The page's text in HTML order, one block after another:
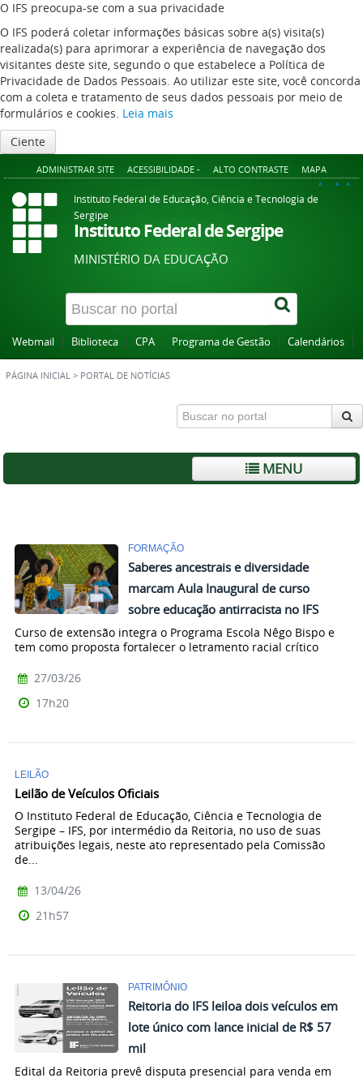
O IFS preocupa-se com a sua privacidade
O IFS poderá coletar informações básicas sobre a(s) visita(s)
realizada(s) para aprimorar a experiência de navegação dos
visitantes deste site, segundo o que estabelece a Política de
Privacidade de Dados Pessoais. Ao utilizar este site, você concorda
com a coleta e tratamento de seus dados pessoais por meio de
formulários e cookies. Leia mais
Ciente
ADMINISTRAR SITE ACESSIBILIDADE - ALTO CONTRASTE MAPA
A+ A A-
Instituto Federal de Educação, Ciência e Tecnologia de
Sergipe
Instituto Federal de Sergipe
MINISTÉRIO DA EDUCAÇÃO
Webmail Biblioteca CPA Programa de Gestão Calendários
PÁGINA INICIAL > PORTAL DE NOTÍCIAS
MENU
FORMAÇÃO
Saberes ancestrais e diversidade
marcam Aula Inaugural de curso
sobre educação antirracista no IFS
Curso de extensão integra o Programa Escola Nêgo Bispo e
tem como proposta fortalecer o letramento racial crítico
27/03/26
17h20
LEILÃO
Leilão de Veículos Oficiais
O Instituto Federal de Educação, Ciência e Tecnologia de
Sergipe – IFS, por intermédio da Reitoria, no uso de suas
atribuições legais, neste ato representado pela Comissão
de...
13/04/26
21h57
PATRIMÔNIO
Reitoria do IFS leiloa dois veículos em
lote único com lance inicial de R$ 57
mil
Edital da Reitoria prevê disputa presencial para venda em